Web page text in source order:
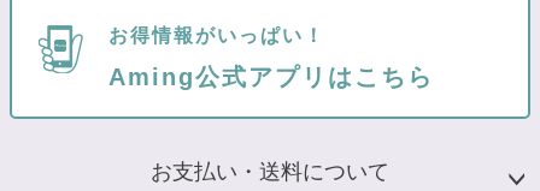
お得情報がいっぱい！
Aming公式アプリはこちら
お支払い・送料について